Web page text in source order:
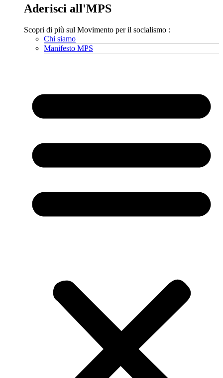
Aderisci all'MPS
Scopri di più sul Movimento per il socialismo :
Chi siamo
Manifesto MPS